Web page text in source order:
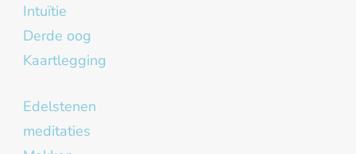
Intuïtie
Derde oog
Kaartlegging
Edelstenen
meditaties